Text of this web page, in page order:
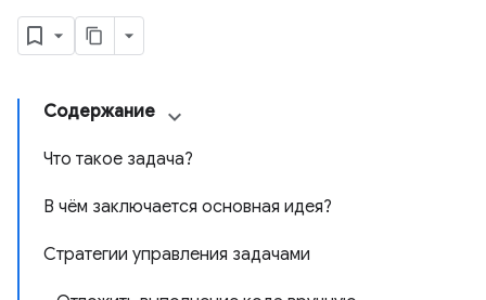
Содержание
Что такое задача?
В чём заключается основная идея?
Стратегии управления задачами